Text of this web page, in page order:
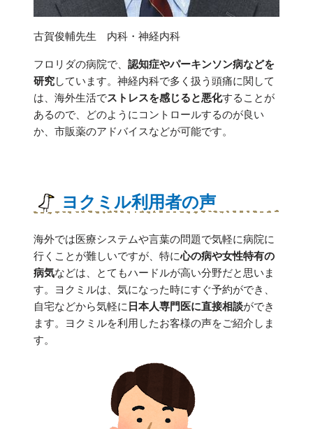
古賀俊輔先生 内科・神経内科
フロリダの病院で、 認知症やパーキンソン病などを
研究しています。神経内科で多く扱う頭痛に関して
は、海外生活でストレスを感じると悪化することが
あるので、どのようにコントロールするのが良い
か、市販薬のアドバイスなどが可能です。
ヨクミル利用者の声
海外では医療システムや言葉の問題で気軽に病院に
行くことが難しいですが、特に心の病や女性特有の
病気などは、とてもハードルが高い分野だと思いま
す。ヨクミルは、気になった時にすぐ予約ができ、
自宅などから気軽に 日本人専門医に直接相談ができ
ます。ヨクミルを利用したお客様の声をご紹介しま
す。